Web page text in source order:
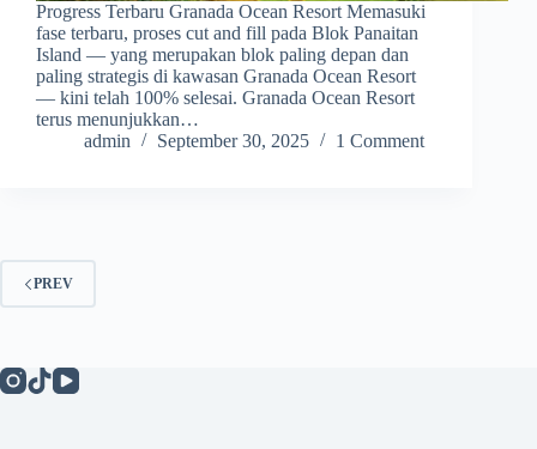
Progress Terbaru Granada Ocean Resort Memasuki
fase terbaru, proses cut and fill pada Blok Panaitan
Island — yang merupakan blok paling depan dan
paling strategis di kawasan Granada Ocean Resort
— kini telah 100% selesai. Granada Ocean Resort
terus menunjukkan…
admin
September 30, 2025 1 Comment
PREV